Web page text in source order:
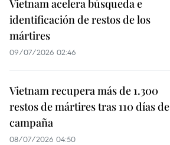
Vietnam acelera búsqueda e
identificación de restos de los
mártires
09/07/2026 02:46
Vietnam recupera más de 1.300
restos de mártires tras 110 días de
campaña
08/07/2026 04:50